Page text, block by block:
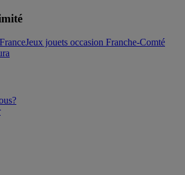
Jeux jouets occasion Franche-Comté